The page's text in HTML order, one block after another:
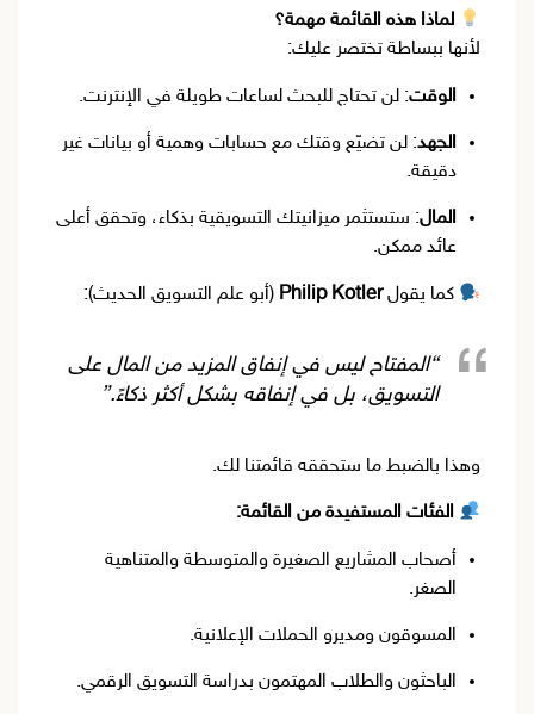
لماذا هذه القائمة مهمة؟
لأنها ببساطة تختصر عليك:
الوقت: لن تحتاج للبحث لساعات طويلة في الإنترنت.
الجهد: لن تضيّع وقتك مع حسابات وهمية أو بيانات غير
دقيقة.
المال: ستستثمر ميزانيتك التسويقية بذكاء، وتحقق أعلى
عائد ممكن.
كما يقولPhilip Kotler (أبو علم التسويق الحديث):
“المفتاح ليس في إنفاق المزيد من المال على
التسويق، بل في إنفاقه بشكل أكثر ذكاءً.”
وهذا بالضبط ما ستحققه قائمتنا لك.
الفئات المستفيدة من القائمة:
أصحاب المشاريع الصغيرة والمتوسطة والمتناهية
الصغر.
المسوقون ومديرو الحملات الإعلانية.
الباحثون والطلاب المهتمون بدراسة التسويق الرقمي.